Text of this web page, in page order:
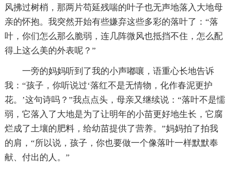
风拂过树梢，那两片苟延残喘的叶子也无声地落入大地母
亲的怀抱。我突然开始有些嫌弃这些多彩的落叶了：“落
叶，你们怎么那么脆弱，连几阵微风也抵挡不住，怎么配
得上这么美的外表呢？”
一旁的妈妈听到了我的小声嘟嚷，语重心长地告诉
我：“孩子，你听说过‘落红不是无情物，化作春泥更护
花。’这句诗吗？”我点点头，母亲又继续说：“落叶不是懦
弱，它落入了大地是为了让明年的小苗更好地生长，它腐
烂成了土壤的肥料，给幼苗提供了营养。”妈妈拍了拍我
的肩，“所以说，孩子，你也要做一个像落叶一样默默奉
献、付出的人。”